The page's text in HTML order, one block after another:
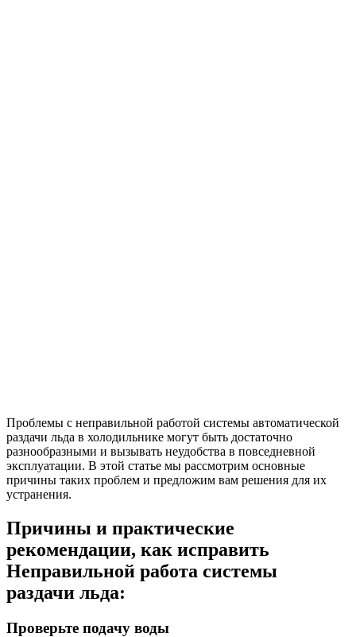
Проблемы с неправильной работой системы автоматической
раздачи льда в холодильнике могут быть достаточно
разнообразными и вызывать неудобства в повседневной
эксплуатации. В этой статье мы рассмотрим основные
причины таких проблем и предложим вам решения для их
устранения.
Причины и практические
рекомендации, как исправить
Неправильной работа системы
раздачи льда:
Проверьте подачу воды